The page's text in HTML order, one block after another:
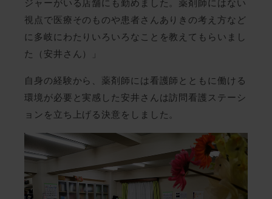
ジャーがいる店舗にも勤めました。薬剤師にはない
視点で医療そのものや患者さんありきの考え方など
に多岐にわたりいろいろなことを教えてもらいまし
た（安井さん）」
自身の経験から、薬剤師には看護師とともに働ける
環境が必要と実感した安井さんは訪問看護ステーシ
ョンを立ち上げる決意をしました。